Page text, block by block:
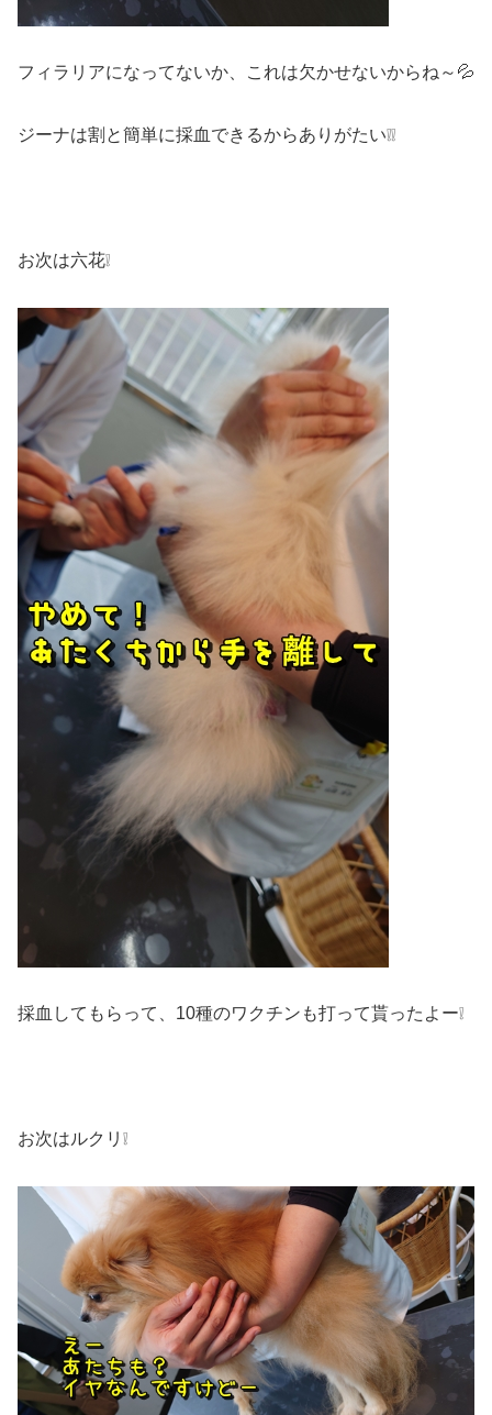
フィラリアになってないか、これは欠かせないからね～💦
ジーナは割と簡単に採血できるからありがたい❕❕
お次は六花❕
採血してもらって、10種のワクチンも打って貰ったよー❕
お次はルクリ❕